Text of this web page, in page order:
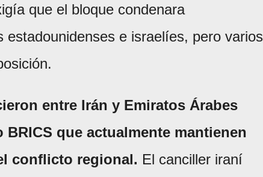
que el bloque condenara
e israelíes, pero varios
entre Irán y Emiratos Árabes
que actualmente mantienen
conflicto regional. El canciller iraní